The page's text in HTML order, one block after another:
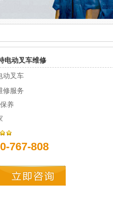
电动叉车维修
动叉车
修服务
养
767-808